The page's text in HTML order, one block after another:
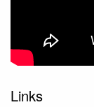
Links